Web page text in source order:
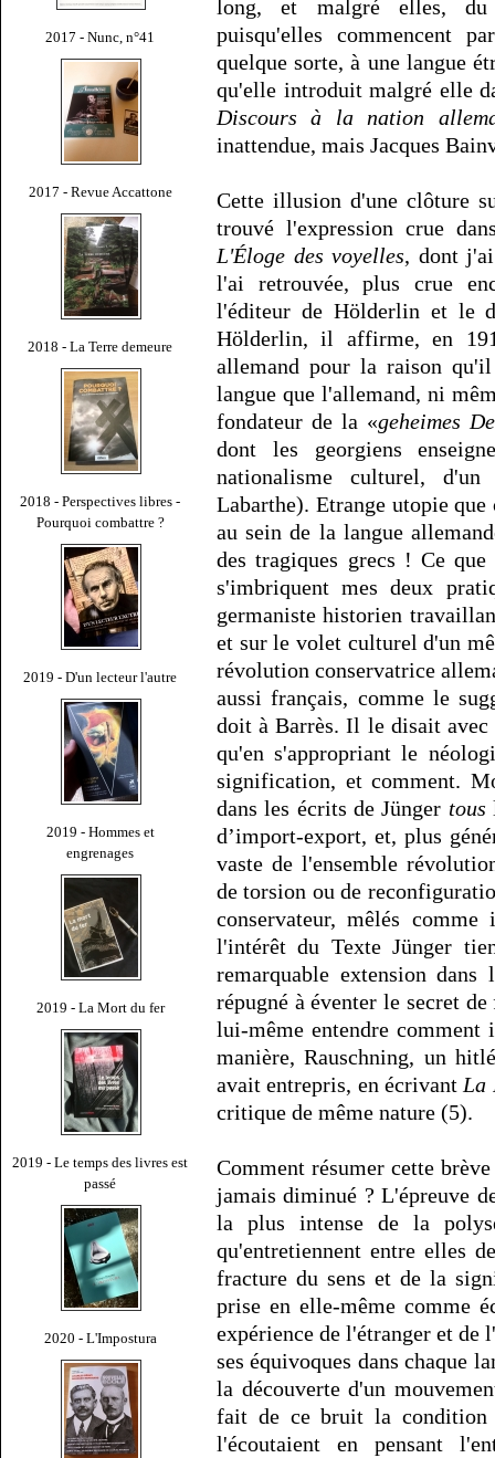
2017 - Nunc, n°41
2017 - Revue Accattone
2018 - La Terre demeure
2018 - Perspectives libres -
Pourquoi combattre ?
2019 - D'un lecteur l'autre
2019 - Hommes et
engrenages
2019 - La Mort du fer
2019 - Le temps des livres est
passé
2020 - L'Impostura
long, et malgré elles, du
puisqu'elles commencent
quelque sorte, à une langue
qu'elle introduit malgré elle
Discours à la nation
inattendue, mais Jacques
Cette illusion d'une clôture
trouvé l'expression crue
L'Éloge des voyelles, dont
l'ai retrouvée, plus crue
l'éditeur de Hölderlin et le
Hölderlin, il affirme, en
allemand pour la raison
langue que l'allemand, ni
fondateur de la «geheimes
dont les georgiens
nationalisme culturel, d'un
Labarthe). Etrange utopie
au sein de la langue
des tragiques grecs ! Ce
s'imbriquent mes deux
germaniste historien
et sur le volet culturel d'un
révolution conservatrice
aussi français, comme le
doit à Barrès. Il le disait
qu'en s'appropriant le
signification, et comment.
dans les écrits de Jünger tous
d’import-export, et, plus
vaste de l'ensemble
de torsion ou de
conservateur, mêlés
l'intérêt du Texte Jünger
remarquable extension
répugné à éventer le secret
lui-même entendre
manière, Rauschning, un
avait entrepris, en écrivant La
critique de même nature (5).
Comment résumer cette
jamais diminué ? L'épreuve
la plus intense de la
qu'entretiennent entre elles
fracture du sens et de la
prise en elle-même comme
expérience de l'étranger et de
ses équivoques dans chaque
la découverte d'un
fait de ce bruit la condition
l'écoutaient en pensant